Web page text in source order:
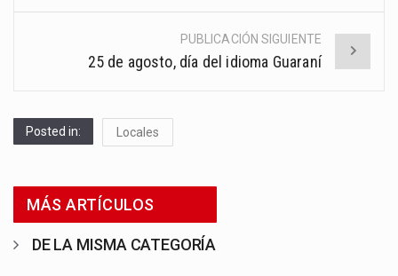
PUBLICACIÓN SIGUIENTE
25 de agosto, día del idioma Guaraní
Posted in: Locales
MÁS ARTÍCULOS
DE LA MISMA CATEGORÍA